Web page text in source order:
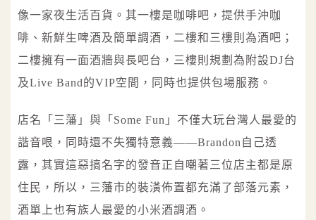
像一家夜生活百貨。其一樓是咖啡吧，提供手沖咖
啡、新鮮生啤酒及簡單調酒，二樓和三樓則為酒吧；
二樓擁有一面酒牆與長吧台，三樓則規劃為附設DJ台
及Live Band的VIP空間，同時也提供包場服務。
店名「三藩」與「Some Fun」不僅大玩台灣人最愛的
諧音哏，同時還不失獨特意義——Brandon自己透
露，其實這惡搞名字的發音正自嘲著三位店主都是原
住民，所以，三藩市的裝潢佈置都充滿了部落元素，
酒單上也有族人最愛的小米酒調酒。